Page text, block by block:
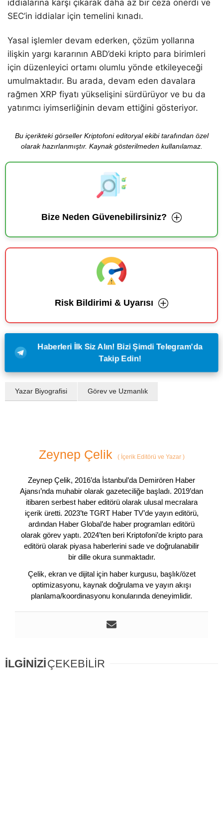
iddialarına karşı çıkarak daha az bir ceza önerdi ve
SEC’in iddialar için temelini kınadı.
Yasal işlemler devam ederken, çözüm yollarına
ilişkin yargı kararının ABD’deki kripto para birimleri
için düzenleyici ortamı olumlu yönde etkileyeceği
umulmaktadır. Bu arada, devam eden davalara
rağmen XRP fiyatı yükselişini sürdürüyor ve bu da
yatırımcı iyimserliğinin devam ettiğini gösteriyor.
Bu içerikteki görseller Kriptofoni editoryal ekibi tarafından özel
olarak hazırlanmıştır. Kaynak gösterilmeden kullanılamaz.
Bize Neden Güvenebilirsiniz?
Risk Bildirimi & Uyarısı
Haberleri İlk Siz Alın! Bizi Şimdi Telegram'da
Takip Edin!
Yazar Biyografisi Görev ve Uzmanlık
Zeynep Çelik (İçerik Editörü ve Yazar )
Zeynep Çelik, 2016’da İstanbul’da Demirören Haber
Ajansı’nda muhabir olarak gazeteciliğe başladı. 2019’dan
itibaren serbest haber editörü olarak ulusal mecralara
içerik üretti. 2023’te TGRT Haber TV’de yayın editörü,
ardından Haber Global’de haber programları editörü
olarak görev yaptı. 2024’ten beri Kriptofoni’de kripto para
editörü olarak piyasa haberlerini sade ve doğrulanabilir
bir dille okura sunmaktadır.
Çelik, ekran ve dijital için haber kurgusu, başlık/özet
optimizasyonu, kaynak doğrulama ve yayın akışı
planlama/koordinasyonu konularında deneyimlidir.
İLGİNİZİÇEKEBİLİR